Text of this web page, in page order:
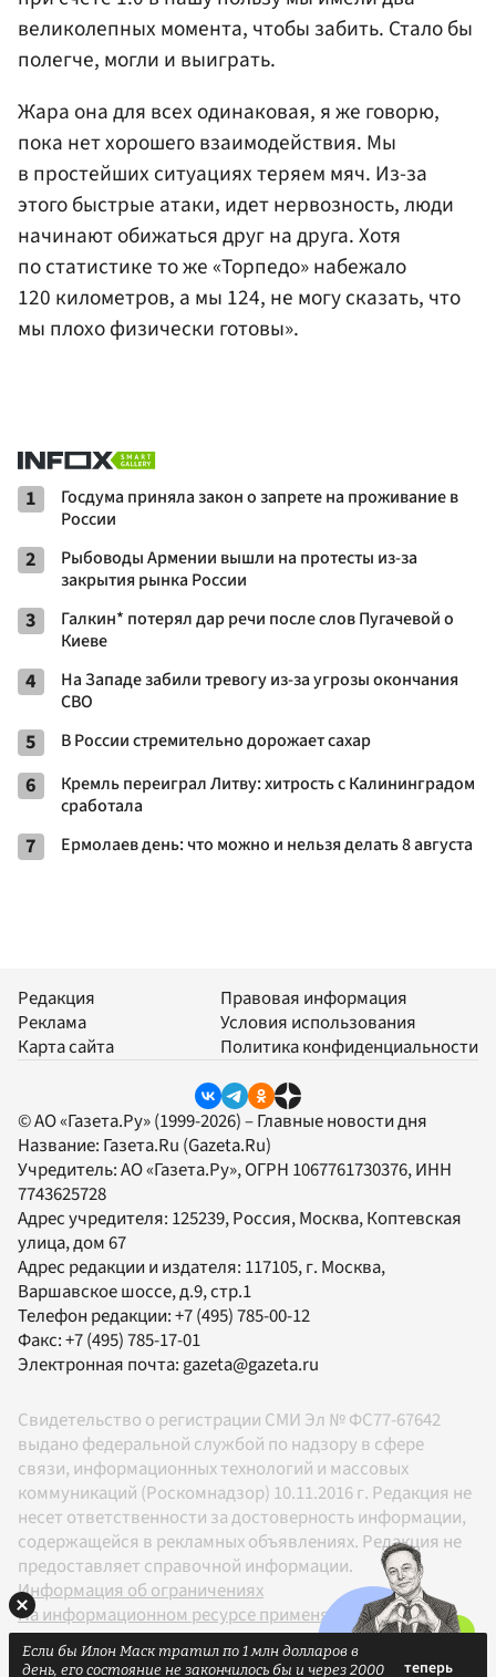
великолепных момента, чтобы забить. Стало бы
полегче, могли и выиграть.
Жара она для всех одинаковая, я же говорю,
пока нет хорошего взаимодействия. Мы
в простейших ситуациях теряем мяч. Из-за
этого быстрые атаки, идет нервозность, люди
начинают обижаться друг на друга. Хотя
по статистике то же «Торпедо» набежало
120 километров, а мы 124, не могу сказать, что
мы плохо физически готовы».
1
Госдума приняла закон о запрете на проживание в
России
2
Рыбоводы Армении вышли на протесты из-за
закрытия рынка России
3
Галкин* потерял дар речи после слов Пугачевой о
Киеве
4
На Западе забили тревогу из-за угрозы окончания
СВО
5 В России стремительно дорожает сахар
6
Кремль переиграл Литву: хитрость с Калининградом
сработала
7 Ермолаев день: что можно и нельзя делать 8 августа
Редакция
Реклама
Карта сайта
Правовая информация
Условия использования
Политика конфиденциальности
© АО «Газета.Ру» (1999-2026) – Главные новости дня
Название: Газета.Ru (Gazeta.Ru)
Учредитель:АО «Газета.Ру», ОГРН 1067761730376, ИНН
7743625728
Адрес учредителя: 125239, Россия, Москва, Коптевская
улица, дом 67
Адрес редакции и издателя: 117105, г. Москва,
Варшавское шоссе, д.9, стр.1
Телефон редакции:+7 (495) 785-00-12
Факс:+7 (495) 785-17-01
Электронная почта: gazeta@gazeta.ru
Свидетельство о регистрации СМИ Эл № ФС77-67642
выдано федеральной службой по надзору в сфере
связи, информационных технологий и массовых
коммуникаций (Роскомнадзор) 10.11.2016 г. Редакция не
несет ответственности за достоверность информации,
содержащейся в рекламных объявлениях. Редакция не
предоставляет справочной информации.
Информация об ограничениях
На информационном ресурсе применяются
рекомендательные технологии в соответствии с
Правилами
Если бы Илон Маск тратил по 1 млн долларов в
день, его состояние не закончилось бы и через 2000